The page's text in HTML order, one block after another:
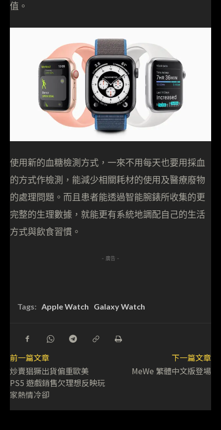
值。
使用新的血糖檢測方式，一來不用每天也要用採血
的方式作檢測，能減少相關耗材的使用及醫療廢物
的處理問題。而且患者能透過智能腕錶所收集的更
完整的生理數據，就能更有系統地調配自己的生活
方式與飲食習慣。
- 廣告 -
Tags: Apple Watch Galaxy Watch
前一篇文章
炒賣猖獗出貨偏重歐美
PS5 遊戲銷售欠理想反映玩
家熱情冷卻
下一篇文章
MeWe 繁體中文版登場